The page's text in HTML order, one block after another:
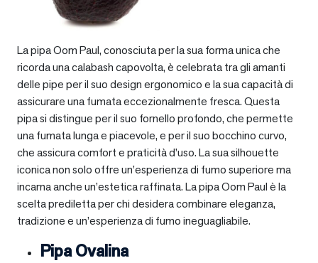
La pipa Oom Paul, conosciuta per la sua forma unica che
ricorda una calabash capovolta, è celebrata tra gli amanti
delle pipe per il suo design ergonomico e la sua capacità di
assicurare una fumata eccezionalmente fresca. Questa
pipa si distingue per il suo fornello profondo, che permette
una fumata lunga e piacevole, e per il suo bocchino curvo,
che assicura comfort e praticità d’uso. La sua silhouette
iconica non solo offre un’esperienza di fumo superiore ma
incarna anche un’estetica raffinata. La pipa Oom Paul è la
scelta prediletta per chi desidera combinare eleganza,
tradizione e un’esperienza di fumo ineguagliabile.
Pipa Ovalina